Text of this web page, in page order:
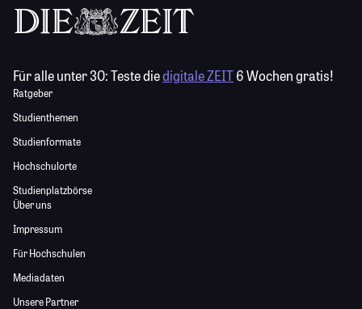
Für alle unter 30:Teste diedigitale ZEIT6 Wochen gratis!
Ratgeber
Studienthemen
Studienformate
Hochschulorte
Studienplatzbörse
Über uns
Impressum
Für Hochschulen
Mediadaten
Unsere Partner